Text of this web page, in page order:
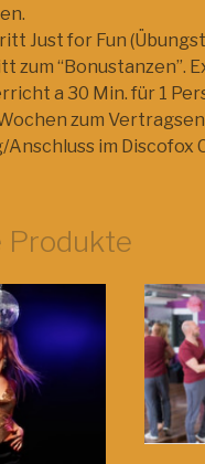
Just for Fun
zum “Bonustanzen”.
a 30 Min. für 1
zum
im Discofox
Produkte